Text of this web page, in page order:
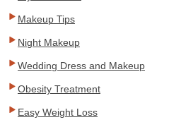
Makeup Tips
Night Makeup
Wedding Dress and Makeup
Obesity Treatment
Easy Weight Loss